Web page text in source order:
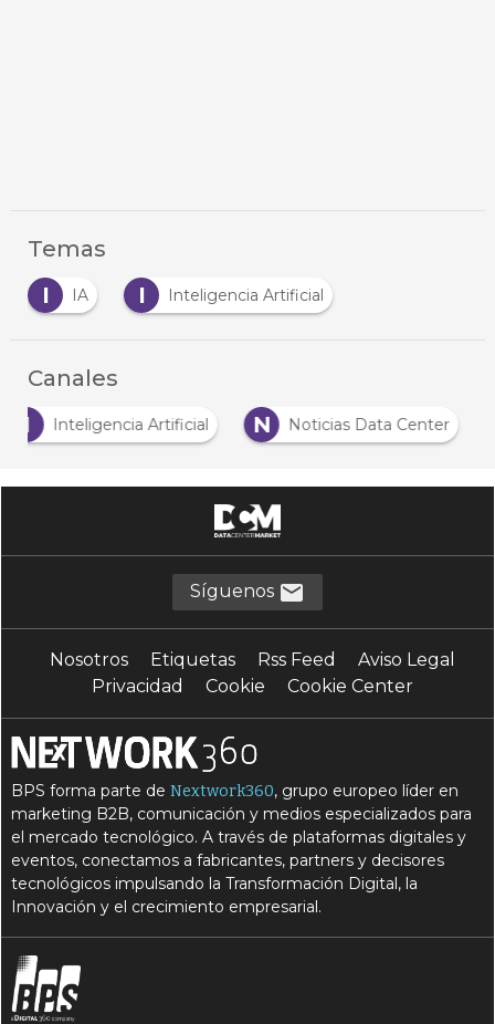
Temas
I
IA I Inteligencia Artificial
Canales
I
Inteligencia Artificial N Noticias Data Center
Síguenos
Nosotros Etiquetas Rss Feed
Aviso Legal
Privacidad
Cookie Cookie Center
BPS forma parte deNextwork360, grupo europeo líder en
marketing B2B, comunicación y medios especializados para
el mercado tecnológico. A través de plataformas digitales y
eventos, conectamos a fabricantes, partners y decisores
tecnológicos impulsando la Transformación Digital, la
Innovación y el crecimiento empresarial.